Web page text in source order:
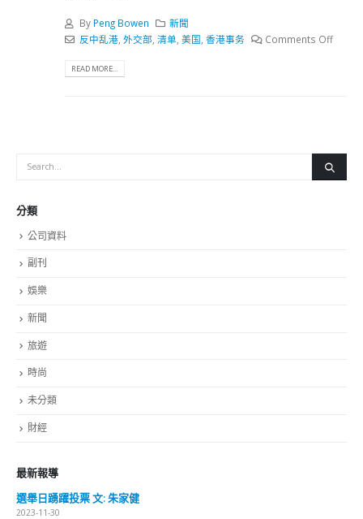
By Peng Bowen
新聞
反中乱港, 外交部 清单 美国 香港事务 Comments Off
READ MORE...
分類
公司資料
副刊
娛樂
新聞
旅遊
時尚
未分類
財經
最新報導
選舉日踴躍投票 文: 朱家健
2023-11-30